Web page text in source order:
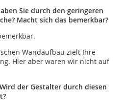
Sie durch den geringeren
Macht sich das bemerkbar?
Wandaufbau zielt Ihre
Hier aber waren wir nicht auf
der Gestalter durch diesen